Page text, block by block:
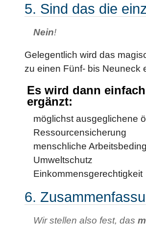
5. Sind das die
Nein!
Gelegentlich wird das
zu einen Fünf- bis Neuneck
Es wird dann
ergänzt:
möglichst ausgeglichene
Ressourcensicherung
menschliche
Umweltschutz
Einkommensgerechtigkeit
6.
Wir stellen also fest, das